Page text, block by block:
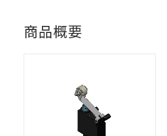
商品概要